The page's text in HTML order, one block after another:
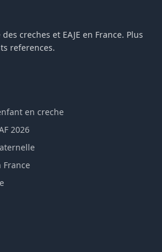
creches et EAJE en France. Plus
references.
en creche
2026
France